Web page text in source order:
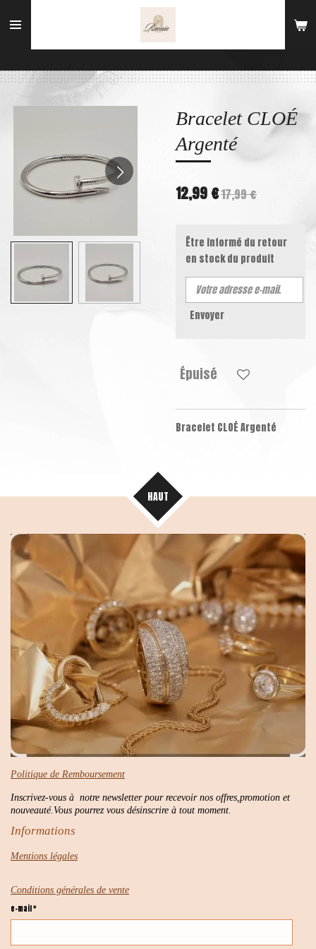
au
Bracelet CLOÉ
Argenté
12,99 €17,99 €
Être informé du retour
en stock du produit
Envoyer
Épuisé
Bracelet CLOÉ Argenté
HAUT
Politique de Remboursement
Inscrivez-vous à notre newsletter pour recevoir nos offres,promotion et
nouveauté.Vous pourrez vous désinscrire à tout moment.
Informations
Mentions légales
Conditions générales de vente
e-mail *